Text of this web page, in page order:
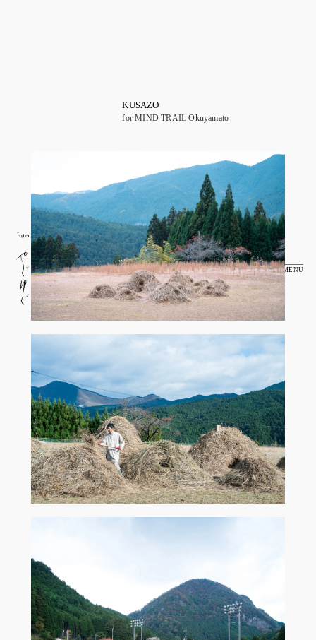
KUSAZO
for MIND TRAIL Okuyamato